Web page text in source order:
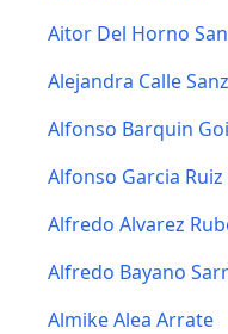
Aitor Del Horno
Alejandra Calle Sanz
Alfonso Barquin
Alfonso Garcia Ruiz
Alfredo Alvarez
Alfredo Bayano
Almike Alea Arrate